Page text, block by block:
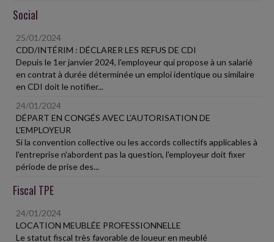
Social
25/01/2024
CDD/INTÉRIM : DÉCLARER LES REFUS DE CDI
Depuis le 1er janvier 2024, l'employeur qui propose à un salarié
en contrat à durée déterminée un emploi identique ou similaire
en CDI doit le notifier...
24/01/2024
DÉPART EN CONGÉS AVEC L'AUTORISATION DE
L'EMPLOYEUR
Si la convention collective ou les accords collectifs applicables à
l'entreprise n'abordent pas la question, l'employeur doit fixer
période de prise des...
Fiscal TPE
24/01/2024
LOCATION MEUBLÉE PROFESSIONNELLE
Le statut fiscal très favorable de loueur en meublé